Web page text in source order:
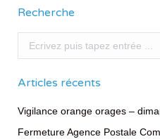
Recherche
Recherche
Articles récents
Vigilance orange orages –
Fermeture Agence Postale